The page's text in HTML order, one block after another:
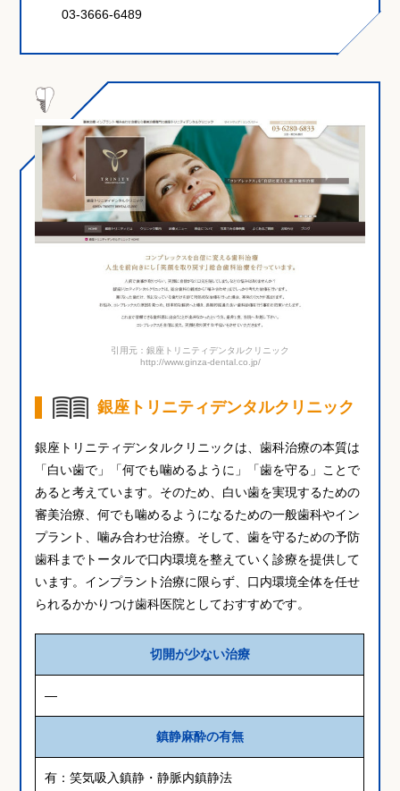
03-3666-6489
引用元：銀座トリニティデンタルクリニック
http://www.ginza-dental.co.jp/
銀座トリニティデンタルクリニック
銀座トリニティデンタルクリニックは、歯科治療の本質は
「白い歯で」「何でも噛めるように」「歯を守る」ことで
あると考えています。そのため、白い歯を実現するための
審美治療、何でも噛めるようになるための一般歯科やイン
プラント、噛み合わせ治療。そして、歯を守るための予防
歯科までトータルで口内環境を整えていく診療を提供して
います。インプラント治療に限らず、口内環境全体を任せ
られるかかりつけ歯科医院としておすすめです。
切開が少ない治療
―
鎮静麻酔の有無
有：笑気吸入鎮静・静脈内鎮静法